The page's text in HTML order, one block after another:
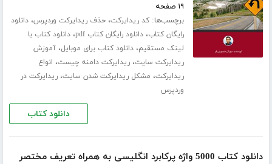
۱۹ صفحه
برچسب‌ها:کد ریدایرکت،حذف ریدایرکت وردپرس،دانلود
رایگان کتاب،دانلود رایگان کتاب pdf ،دانلود کتاب با
لینک مستقیم،دانلود کتاب برای موبایل،آموزش
ریدایرکت سایت،ریدایرکت دامنه چیست، انواع
ریدایرکت، مشکل ریدایرکت شدن سایت،ریدایرکت در
وردپرس
دانلود کتاب
دانلود کتاب 5000 واژه پرکابرد انگلیسی به همراه تعریف مختصر